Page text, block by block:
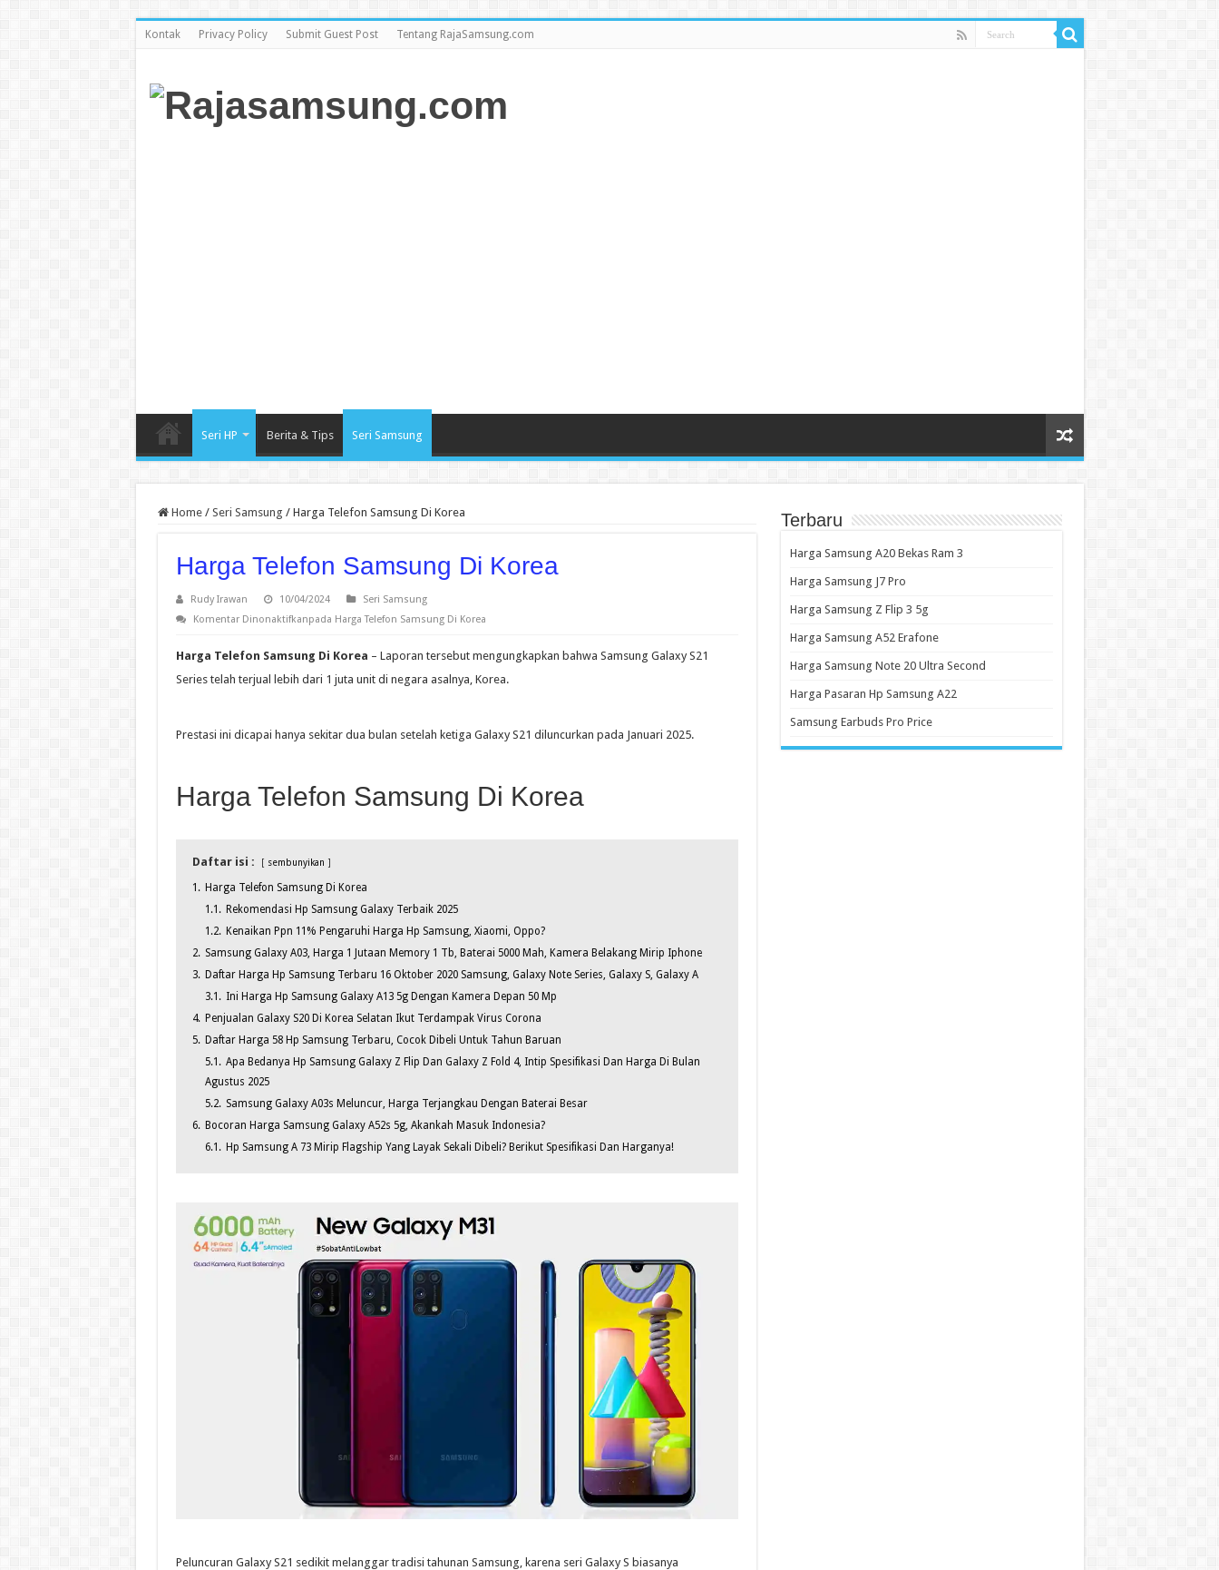
Kontak Privacy Policy Submit Guest Post Tentang RajaSamsung.com
Seri HP Berita & Tips Seri Samsung
Home / Seri Samsung / Harga Telefon Samsung Di Korea
Harga Telefon Samsung Di Korea
Rudy Irawan 10/04/2024
Seri Samsung
Komentar Dinonaktifkanpada Harga Telefon Samsung Di Korea
Harga Telefon Samsung Di Korea – Laporan tersebut mengungkapkan bahwa Samsung Galaxy S21
Series telah terjual lebih dari 1 juta unit di negara asalnya, Korea.
Prestasi ini dicapai hanya sekitar dua bulan setelah ketiga Galaxy S21 diluncurkan pada Januari 2025.
Harga Telefon Samsung Di Korea
Daftar isi : sembunyikan
1. Harga Telefon Samsung Di Korea
1.1. Rekomendasi Hp Samsung Galaxy Terbaik 2025
1.2. Kenaikan Ppn 11% Pengaruhi Harga Hp Samsung, Xiaomi, Oppo?
2. Samsung Galaxy A03, Harga 1 Jutaan Memory 1 Tb, Baterai 5000 Mah, Kamera Belakang Mirip Iphone
3. Daftar Harga Hp Samsung Terbaru 16 Oktober 2020 Samsung, Galaxy Note Series, Galaxy S, Galaxy A
3.1. Ini Harga Hp Samsung Galaxy A13 5g Dengan Kamera Depan 50 Mp
4. Penjualan Galaxy S20 Di Korea Selatan Ikut Terdampak Virus Corona
5. Daftar Harga 58 Hp Samsung Terbaru, Cocok Dibeli Untuk Tahun Baruan
5.1. Apa Bedanya Hp Samsung Galaxy Z Flip Dan Galaxy Z Fold 4, Intip Spesifikasi Dan Harga Di Bulan
Agustus 2025
5.2. Samsung Galaxy A03s Meluncur, Harga Terjangkau Dengan Baterai Besar
6. Bocoran Harga Samsung Galaxy A52s 5g, Akankah Masuk Indonesia?
6.1. Hp Samsung A 73 Mirip Flagship Yang Layak Sekali Dibeli? Berikut Spesifikasi Dan Harganya!
Peluncuran Galaxy S21 sedikit melanggar tradisi tahunan Samsung, karena seri Galaxy S biasanya
Terbaru
Harga Samsung A20 Bekas Ram 3
Harga Samsung J7 Pro
Harga Samsung Z Flip 3 5g
Harga Samsung A52 Erafone
Harga Samsung Note 20 Ultra Second
Harga Pasaran Hp Samsung A22
Samsung Earbuds Pro Price